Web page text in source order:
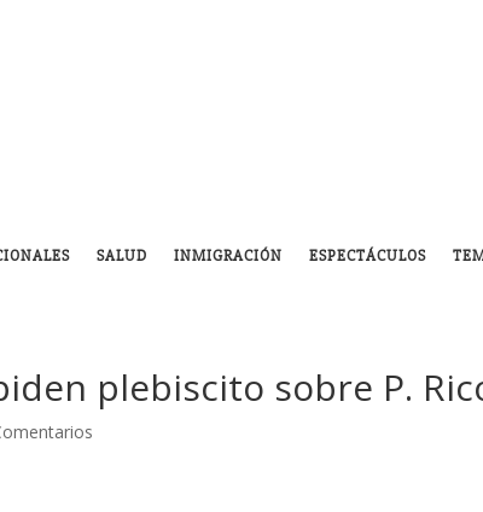
SALUD INMIGRACIÓN ESPECTÁCULOS
plebiscito sobre P.